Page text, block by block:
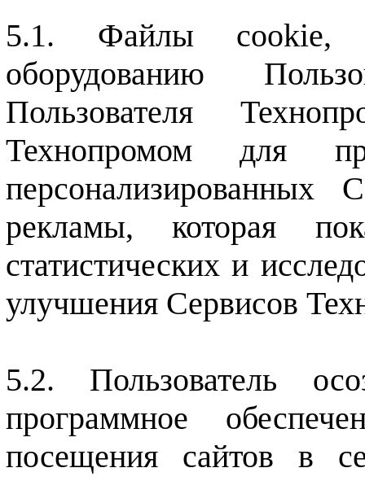
Файлы cookie,
оборудованию
Пользователя
Технопромом для
персонализированных
рекламы, которая
статистических и
улучшения Сервисов
Пользователь
программное
посещения сайтов в